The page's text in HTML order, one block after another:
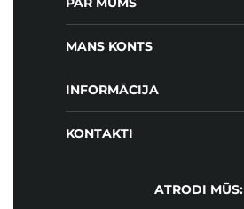
MANS KONTS
INFORMĀCIJA
KONTAKTI
ATRODI MŪS: